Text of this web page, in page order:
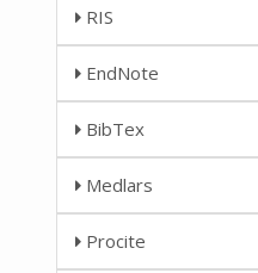
RIS
EndNote
BibTex
Medlars
Procite